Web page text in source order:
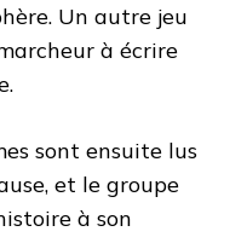
Un autre jeu
à écrire
sont ensuite lus
et le groupe
à son